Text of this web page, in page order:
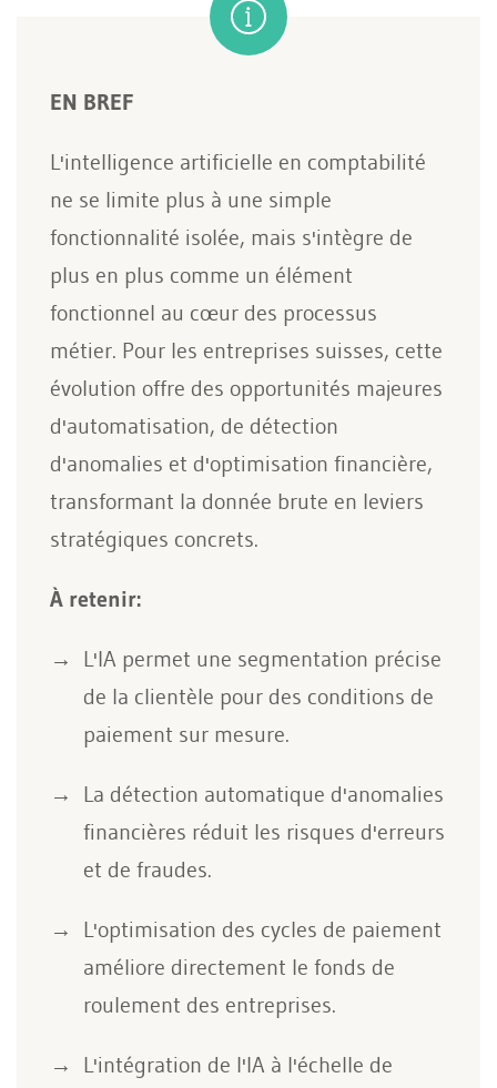
EN BREF
L'intelligence artificielle en comptabilité
ne se limite plus à une simple
fonctionnalité isolée, mais s'intègre de
plus en plus comme un élément
fonctionnel au cœur des processus
métier. Pour les entreprises suisses, cette
évolution offre des opportunités majeures
d'automatisation, de détection
d'anomalies et d'optimisation financière,
transformant la donnée brute en leviers
stratégiques concrets.
À retenir:
L'IA permet une segmentation précise
de la clientèle pour des conditions de
paiement sur mesure.
La détection automatique d'anomalies
financières réduit les risques d'erreurs
et de fraudes.
L'optimisation des cycles de paiement
améliore directement le fonds de
roulement des entreprises.
L'intégration de l'IA à l'échelle de